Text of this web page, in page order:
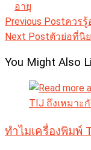
อายุ
Read
more
Previous Postควรรู้
Next Postตัวย่อที่นิ
You Might Also
ทำไมเครื่องพิมพ์